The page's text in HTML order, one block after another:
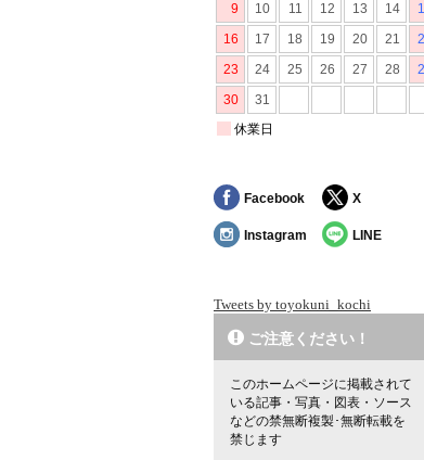
Facebook X
Instagram LINE
Tweets by toyokuni_kochi
ご注意ください！
このホームページに掲載されて
いる記事・写真・図表・ソース
などの禁無断複製･無断転載を
禁じます